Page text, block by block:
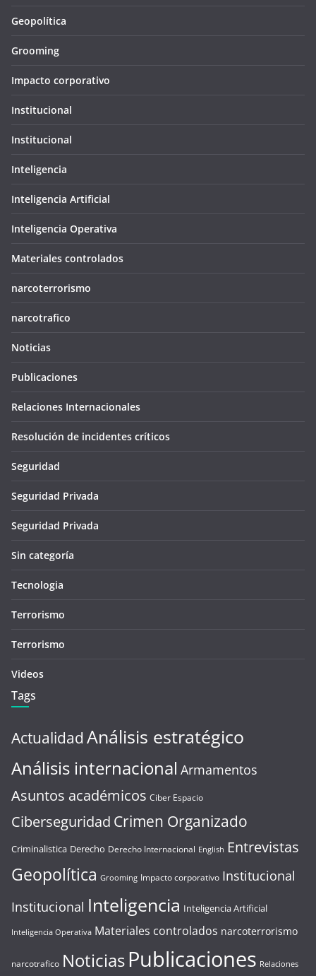
Geopolítica
Grooming
Impacto corporativo
Institucional
Institucional
Inteligencia
Inteligencia Artificial
Inteligencia Operativa
Materiales controlados
narcoterrorismo
narcotrafico
Noticias
Publicaciones
Relaciones Internacionales
Resolución de incidentes críticos
Seguridad
Seguridad Privada
Seguridad Privada
Sin categoría
Tecnologia
Terrorismo
Terrorismo
Videos
Tags
Actualidad Análisis estratégico
Análisis internacional Armamentos
Asuntos académicos Ciber Espacio
Ciberseguridad Crimen Organizado
Criminalistica Derecho Derecho Internacional English Entrevistas
Geopolítica Grooming Impacto corporativo Institucional
Institucional Inteligencia Inteligencia Artificial
Inteligencia Operativa Materiales controlados narcoterrorismo
narcotrafico NoticiasPublicaciones Relaciones